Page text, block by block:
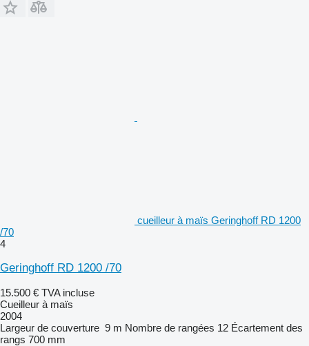
cueilleur à maïs Geringhoff RD 1200
/70
4
Geringhoff RD 1200 /70
15.500 € TVA incluse
Cueilleur à maïs
2004
Largeur de couverture 9 m Nombre de rangées 12 Écartement des
rangs 700 mm